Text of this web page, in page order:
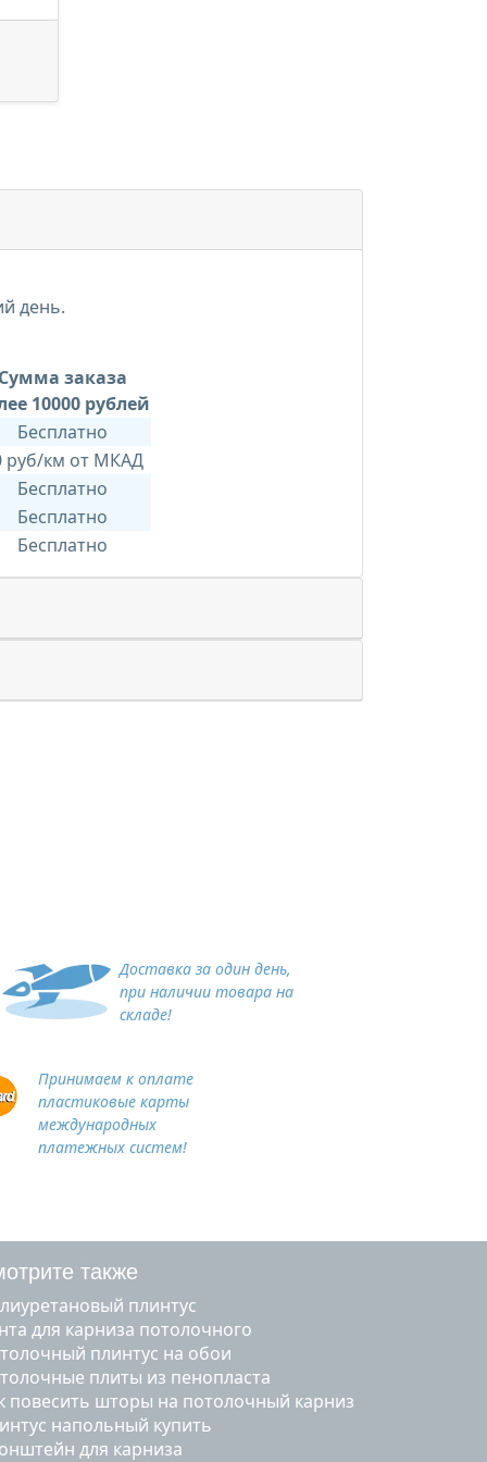
день.
заказа
10000 рублей
Бесплатно
руб/км от МКАД
Бесплатно
Бесплатно
Бесплатно
Доставка за один день,
при наличии товара на
складе!
Принимаем к оплате
пластиковые карты
международных
платежных систем!
также
плинтус
для карниза потолочного
плинтус на обои
плиты из пенопласта
повесить шторы на потолочный карниз
напольный купить
для карниза